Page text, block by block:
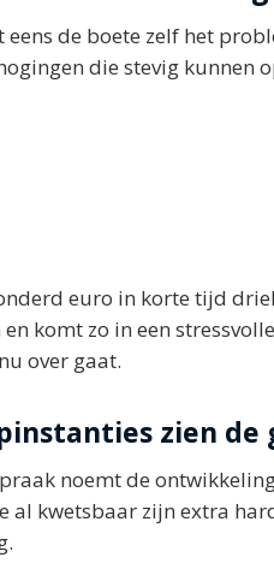
eens de boete zelf het
die stevig kunnen
euro in korte tijd
komt zo in een
over gaat.
zien
noemt de
al kwetsbaar zijn extra